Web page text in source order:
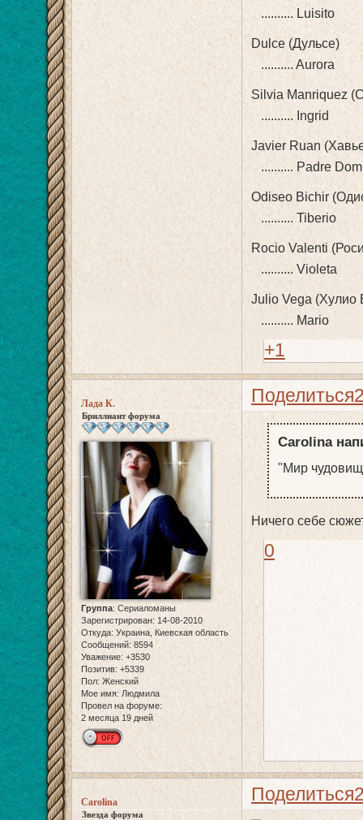
.......... Luisito
Dulce (Дульсе)
.......... Aurora
Silvia Manriquez
.......... Ingrid
Javier Ruan
.......... Padre
Odiseo Bichir
.......... Tiberio
Rocio Valenti
.......... Violeta
Julio Vega (Хулио
.......... Mario
+1
Поделиться
Лада К.
Бриллиант форума
Группа: Сериаломаны
Зарегистрирован: 14-08-2010
Откуда: Украина, Киевская область
Сообщений: 8594
Уважение: +3530
Позитив: +5339
Пол: Женский
Мое имя: Людмила
Провел на форуме:
2 месяца 19 дней
Carolina
"Мир
Ничего себе
0
Поделиться
Carolina
Звезда форума